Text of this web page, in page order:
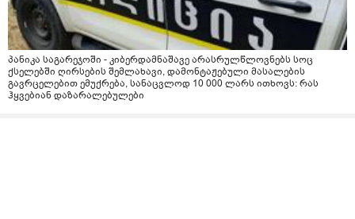
პანიკა საგარეჯოში - კიბერდამნაშავე არასრულწლოვნებს სოც
ქსელებში ღირსების შემლახავი, დამონტაჟებული მასალების
გავრცელებით ემუქრება, სანაცვლოდ 10 000 ლარს ითხოვს: რას
ჰყვებიან დაზარალებულები